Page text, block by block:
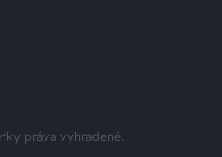
práva vyhradené.